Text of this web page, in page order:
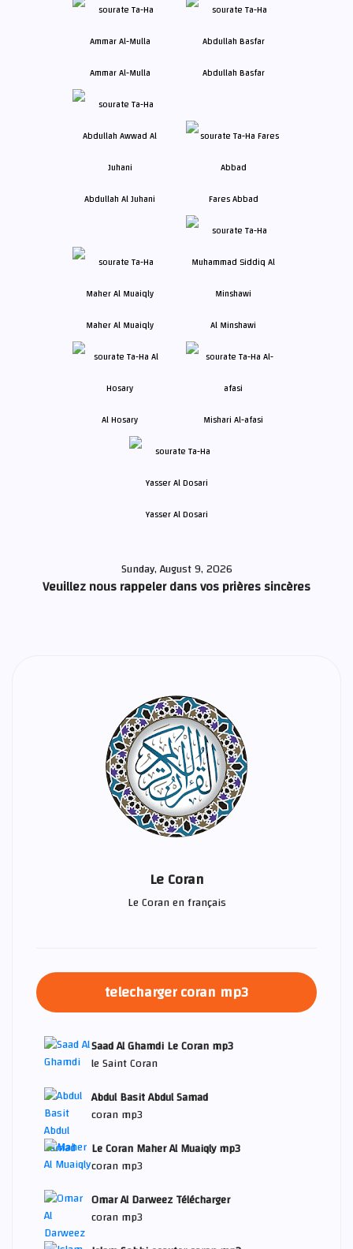
Ammar Al-Mulla Abdullah Basfar
Abdullah Al Juhani Fares Abbad
Maher Al Muaiqly Al Minshawi
Al Hosary Mishari Al-afasi
Yasser Al Dosari
Sunday, August 9, 2026
Veuillez nous rappeler dans vos prières sincères
Le Coran
Le Coran en français
telecharger coran mp3
Saad Al Ghamdi Le Coran mp3
le Saint Coran
Abdul Basit Abdul Samad
coran mp3
Le Coran Maher Al Muaiqly mp3
coran mp3
Omar Al Darweez Télécharger
coran mp3